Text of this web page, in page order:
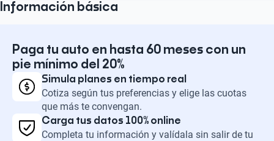
Información básica
Paga tu auto en hasta 60 meses con un
pie mínimo del 20%
Simula planes en tiempo real
Cotiza según tus preferencias y elige las cuotas
que más te convengan.
Carga tus datos 100% online
Completa tu información y valídala sin salir de tu